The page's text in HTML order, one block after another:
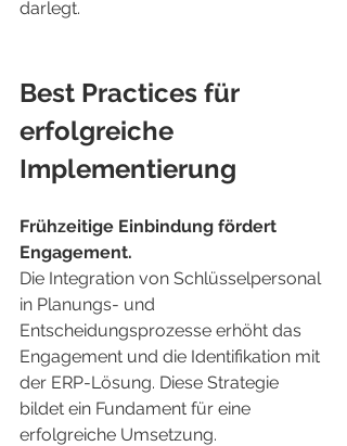
darlegt.
Best Practices für
erfolgreiche
Implementierung
Frühzeitige Einbindung fördert
Engagement.
Die Integration von Schlüsselpersonal
in Planungs- und
Entscheidungsprozesse erhöht das
Engagement und die Identifikation mit
der ERP-Lösung. Diese Strategie
bildet ein Fundament für eine
erfolgreiche Umsetzung.